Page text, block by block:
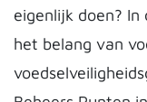
eigenlijk doen?
het belang van